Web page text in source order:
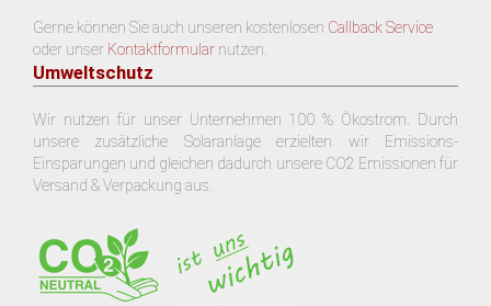
Gerne können Sie auch unseren kostenlosen Callback Service
oder unser Kontaktformular nutzen.
Umweltschutz
Wir nutzen für unser Unternehmen 100 % Ökostrom. Durch
unsere zusätzliche Solaranlage erzielten wir Emissions-
Einsparungen und gleichen dadurch unsere CO2 Emissionen für
Versand & Verpackung aus.